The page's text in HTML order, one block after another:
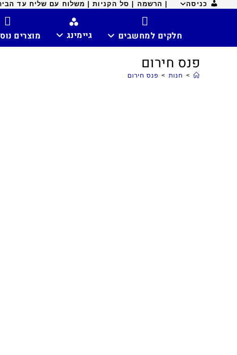
כניסה | הרשמה | סל הקניות | משלוח עם שליח עד הבית
חלקים למחשבים גיימינג מוצרים
פנס חירום
> חנות > פנס חירום